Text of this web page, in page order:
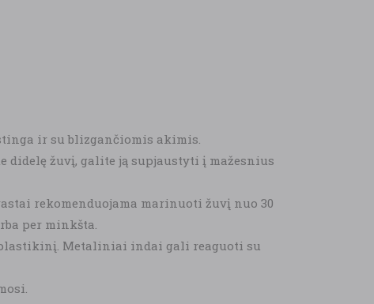
ir su blizgančiomis akimis.
žuvį, galite ją supjaustyti į mažesnius
rekomenduojama marinuoti žuvį nuo 30
per minkšta.
Metaliniai indai gali reaguoti su